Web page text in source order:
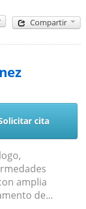
Compartir
cita
amplia
de...